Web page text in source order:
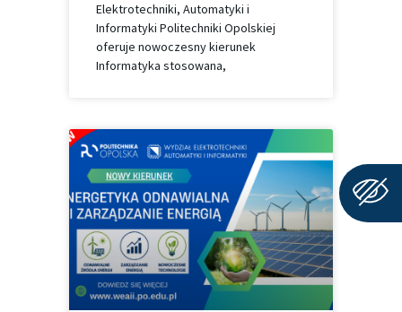
Elektrotechniki, Automatyki i
Informatyki Politechniki Opolskiej
oferuje nowoczesny kierunek
Informatyka stosowana,